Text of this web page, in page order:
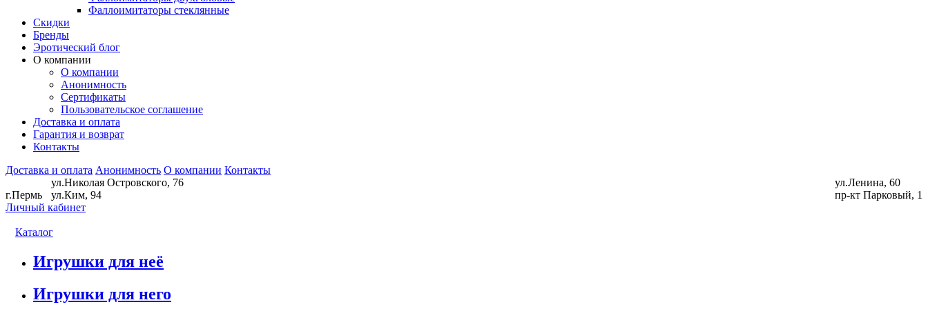
Фаллоимитаторы стеклянные
Скидки
Бренды
Эротический блог
О компании
О компании
Анонимность
Сертификаты
Пользовательское соглашение
Доставка и оплата
Гарантия и возврат
Контакты
Доставка и оплата Анонимность О компании Контакты
г.Пермь
ул.Николая Островского, 76
ул.Ким, 94
ул.Ленина, 60
пр-кт Парковый, 1
Личный кабинет
Каталог
Игрушки для неё
Игрушки для него